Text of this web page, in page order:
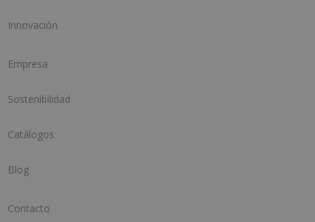
Innovación
Empresa
Sostenibilidad
Catálogos
Blog
Contacto